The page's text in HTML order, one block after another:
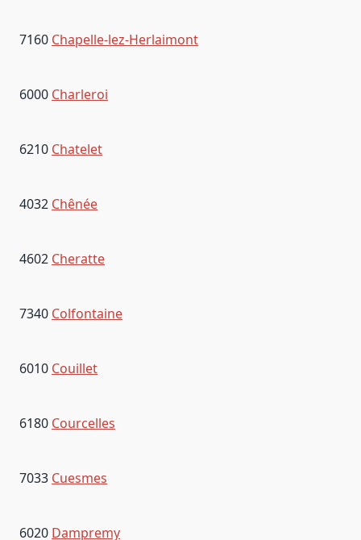
7160 Chapelle-lez-Herlaimont
6000 Charleroi
6210 Chatelet
4032 Chênée
4602 Cheratte
7340 Colfontaine
6010 Couillet
6180 Courcelles
7033 Cuesmes
6020 Dampremy